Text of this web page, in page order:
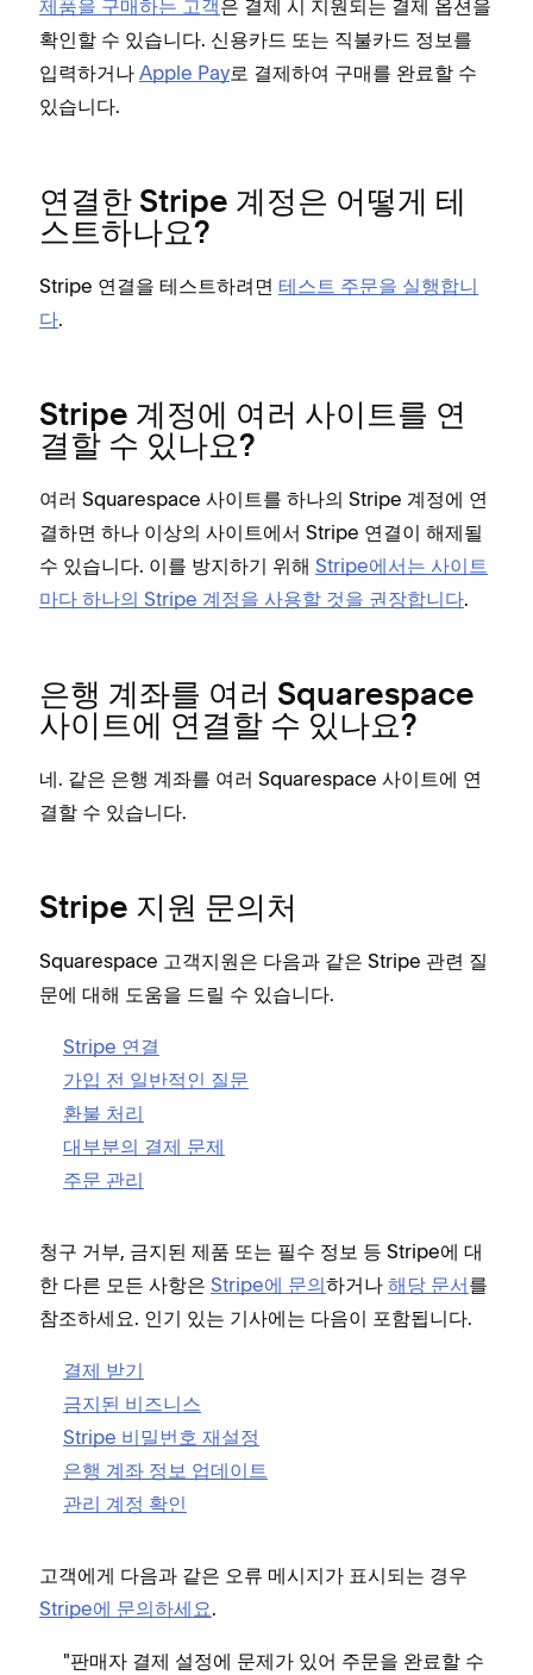
제품을 구매하는 고객은 결제 시 지원되는 결제 옵션을
확인할 수 있습니다. 신용카드 또는 직불카드 정보를
입력하거나 Apple Pay로 결제하여 구매를 완료할 수
있습니다.
연결한 Stripe 계정은 어떻게 테
스트하나요?
Stripe 연결을 테스트하려면 테스트 주문을 실행합니
다.
Stripe 계정에 여러 사이트를 연
결할 수 있나요?
여러 Squarespace 사이트를 하나의 Stripe 계정에 연
결하면 하나 이상의 사이트에서 Stripe 연결이 해제될
수 있습니다. 이를 방지하기 위해 Stripe에서는 사이트
마다 하나의 Stripe 계정을 사용할 것을 권장합니다.
은행 계좌를 여러 Squarespace
사이트에 연결할 수 있나요?
네. 같은 은행 계좌를 여러 Squarespace 사이트에 연
결할 수 있습니다.
Stripe 지원 문의처
Squarespace 고객지원은 다음과 같은 Stripe 관련 질
문에 대해 도움을 드릴 수 있습니다.
Stripe 연결
가입 전 일반적인 질문
환불 처리
대부분의 결제 문제
주문 관리
청구 거부, 금지된 제품 또는 필수 정보 등 Stripe에 대
한 다른 모든 사항은 Stripe에 문의하거나 해당 문서를
참조하세요. 인기 있는 기사에는 다음이 포함됩니다.
결제 받기
금지된 비즈니스
Stripe 비밀번호 재설정
은행 계좌 정보 업데이트
관리 계정 확인
고객에게 다음과 같은 오류 메시지가 표시되는 경우
Stripe에 문의하세요.
"판매자 결제 설정에 문제가 있어 주문을 완료할 수